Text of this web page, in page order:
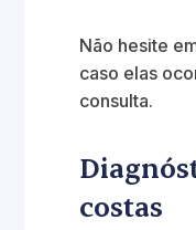
Não hesite
caso elas
consulta.
costas